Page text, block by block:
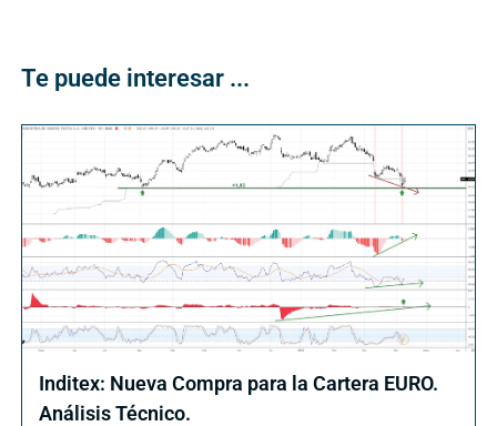
Te puede interesar ...
Inditex: Nueva Compra para la Cartera EURO.
Análisis Técnico.